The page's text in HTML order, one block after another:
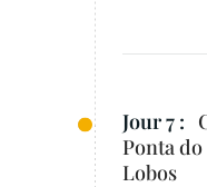
Jour 7 :
Ponta
Lobos